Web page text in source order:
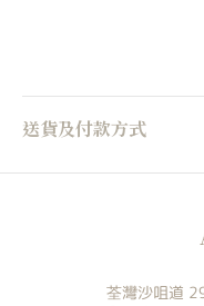
送貨及付款方式
荃灣沙咀道